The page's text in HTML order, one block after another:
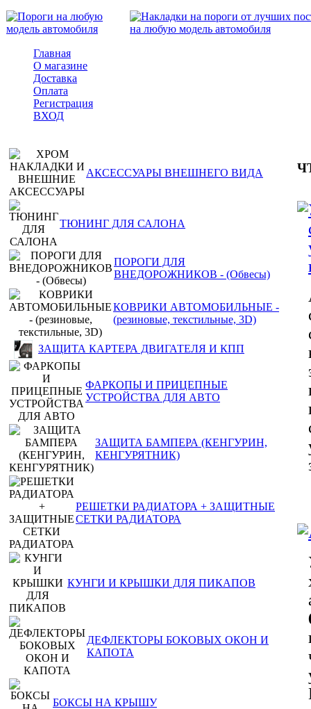
Главная
О магазине
Доставка
Оплата
Регистрация
ВХОД
АКСЕССУАРЫ ВНЕШНЕГО ВИДА
ТЮНИНГ ДЛЯ САЛОНА
ПОРОГИ ДЛЯ
ВНЕДОРОЖНИКОВ - (Обвесы)
КОВРИКИ АВТОМОБИЛЬНЫЕ -
(резиновые, текстильные, 3D)
ЗАЩИТА КАРТЕРА ДВИГАТЕЛЯ И КПП
ФАРКОПЫ И ПРИЦЕПНЫЕ
УСТРОЙСТВА ДЛЯ АВТО
ЗАЩИТА БАМПЕРА (КЕНГУРИН,
КЕНГУРЯТНИК)
РЕШЕТКИ РАДИАТОРА + ЗАЩИТНЫЕ
СЕТКИ РАДИАТОРА
КУНГИ И КРЫШКИ ДЛЯ ПИКАПОВ
ДЕФЛЕКТОРЫ БОКОВЫХ ОКОН И
КАПОТА
БОКСЫ НА КРЫШУ